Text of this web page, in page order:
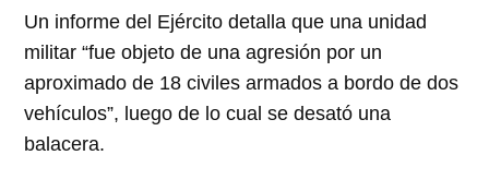
Un informe del Ejército detalla que una unidad
militar “fue objeto de una agresión por un
aproximado de 18 civiles armados a bordo de dos
vehículos”, luego de lo cual se desató una
balacera.